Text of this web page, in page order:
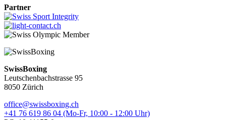
Partner
SwissBoxing
Leutschenbachstrasse 95
8050 Zürich
office@swissboxing.ch
+41 76 619 86 04 (Mo-Fr, 10:00 - 12:00 Uhr)